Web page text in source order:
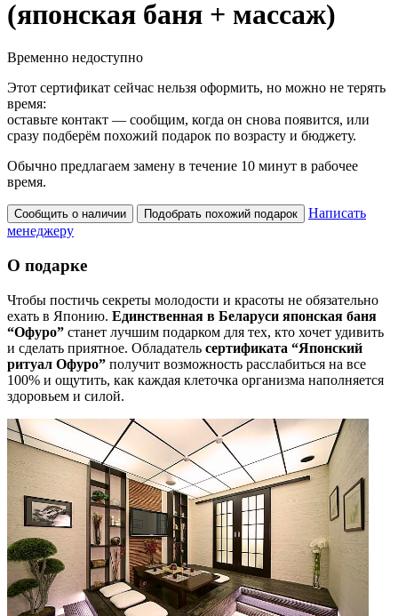
(японская баня + массаж)
Временно недоступно
Этот сертификат сейчас нельзя оформить, но можно не терять
время:
оставьте контакт — сообщим, когда он снова появится, или
сразу подберём похожий подарок по возрасту и бюджету.
Обычно предлагаем замену в течение 10 минут в рабочее
время.
Сообщить о наличии Подобрать похожий подарок
Написать
менеджеру
О подарке
Чтобы постичь секреты молодости и красоты не обязательно
ехать в Японию. Единственная в Беларуси японская баня
“Офуро” станет лучшим подарком для тех, кто хочет удивить
и сделать приятное. Обладатель сертификата “Японский
ритуал Офуро” получит возможность расслабиться на все
100% и ощутить, как каждая клеточка организма наполняется
здоровьем и силой.